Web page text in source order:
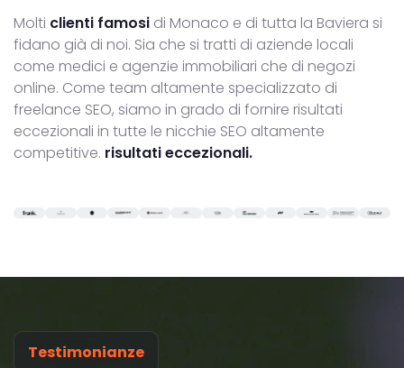
Molti clienti famosi di Monaco e di tutta la Baviera si
fidano già di noi. Sia che si tratti di aziende locali
come medici e agenzie immobiliari che di negozi
online. Come team altamente specializzato di
freelance SEO, siamo in grado di fornire risultati
eccezionali in tutte le nicchie SEO altamente
competitive. risultati eccezionali.
Testimonianze